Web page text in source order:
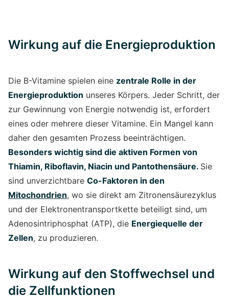
Wirkung auf die Energieproduktion
Die B-Vitamine spielen eine zentrale Rolle in der
Energieproduktion unseres Körpers. Jeder Schritt, der
zur Gewinnung von Energie notwendig ist, erfordert
eines oder mehrere dieser Vitamine. Ein Mangel kann
daher den gesamten Prozess beeinträchtigen.
Besonders wichtig sind die aktiven Formen von
Thiamin, Riboflavin, Niacin und Pantothensäure. Sie
sind unverzichtbare Co-Faktoren in den
Mitochondrien, wo sie direkt am Zitronensäurezyklus
und der Elektronentransportkette beteiligt sind, um
Adenosintriphosphat (ATP), die Energiequelle der
Zellen, zu produzieren.
Wirkung auf den Stoffwechsel und
die Zellfunktionen